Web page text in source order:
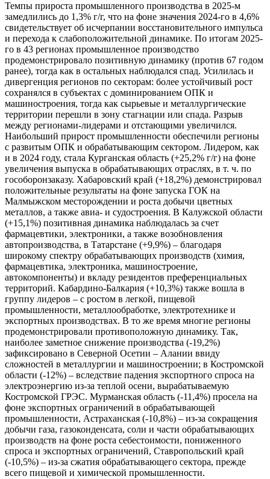
Темпы прироста промышленного производства в 2025-м
замедлились до 1,3% г/г, что на фоне значения 2024-го в 4,6%
свидетельствует об исчерпании восстановительного импульса
и перехода к слабоположительной динамике. По итогам 2025-
го в 43 регионах промышленное производство
продемонстрировало позитивную динамику (против 67 годом
ранее), тогда как в остальных наблюдался спад. Усилилась и
дивергенция регионов по секторам: более устойчивый рост
сохранялся в субъектах с доминированием ОПК и
машиностроения, тогда как сырьевые и металлургические
территории перешли в зону стагнации или спада. Разрыв
между регионами-лидерами и отстающими увеличился.
Наибольший прирост промышленности обеспечили регионы
с развитым ОПК и обрабатывающим сектором. Лидером, как
и в 2024 году, стала Курганская область (+25,2% г/г) на фоне
увеличения выпуска в обрабатывающих отраслях, в т. ч. по
гособоронзаказу. Хабаровский край (+18,2%) демонстрировал
положительные результаты на фоне запуска ГОК на
Малмыжском месторождении и роста добычи цветных
металлов, а также авиа- и судостроения. В Калужской области
(+15,1%) позитивная динамика наблюдалась за счет
фармацевтики, электроники, а также возобновления
автопроизводства, в Татарстане (+9,9%) – благодаря
широкому спектру обрабатывающих производств (химия,
фармацевтика, электроника, машиностроение,
автокомпоненты) и вкладу резидентов преференциальных
территорий. Кабардино-Балкария (+10,3%) также вошла в
группу лидеров – с ростом в легкой, пищевой
промышленности, металлообработке, электротехнике и
экспортных производствах. В то же время многие регионы
продемонстрировали противоположную динамику. Так,
наиболее заметное снижение производства (-19,2%)
зафиксировано в Северной Осетии – Алании ввиду
сложностей в металлургии и машиностроении; в Костромской
области (-12%) – вследствие падения экспортного спроса на
электроэнергию из-за теплой осени, вырабатываемую
Костромской ГРЭС. Мурманская область (-11,4%) просела на
фоне экспортных ограничений в обрабатывающей
промышленности, Астраханская (-10,8%) – из-за сокращения
добычи газа, газоконденсата, соли и части обрабатывающих
производств на фоне роста себестоимости, пониженного
спроса и экспортных ограничений, Ставропольский край
(-10,5%) – из-за сжатия обрабатывающего сектора, прежде
всего пищевой и химической промышленности.